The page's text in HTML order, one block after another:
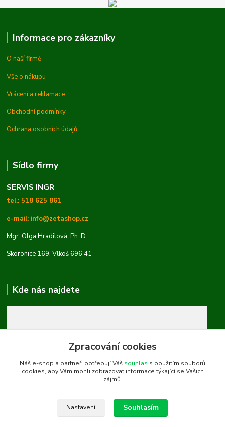
Informace pro zákazníky
O naší firmě
Vše o nákupu
Vrácení a reklamace
Obchodní podmínky
Ochrana osobních údajů
Sídlo firmy
SERVIS INGR
tel.: 518 625 861
e-mail: info@zetashop.cz
Mgr. Olga Hradilová, Ph. D.
Skoronice 169, Vlkoš 696 41
Kde nás najdete
Zpracování cookies
Náš e-shop a partneři potřebují Váš souhlas s použitím souborů
cookies, aby Vám mohli zobrazovat informace týkající se Vašich
zájmů.
Nastavení Souhlasím